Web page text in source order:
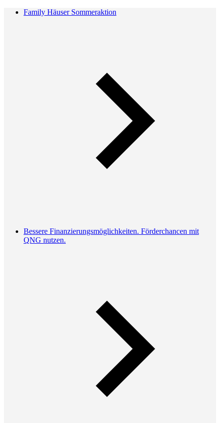
Family Häuser Sommeraktion
Bessere Finanzierungsmöglichkeiten. Förderchancen mit
QNG nutzen.